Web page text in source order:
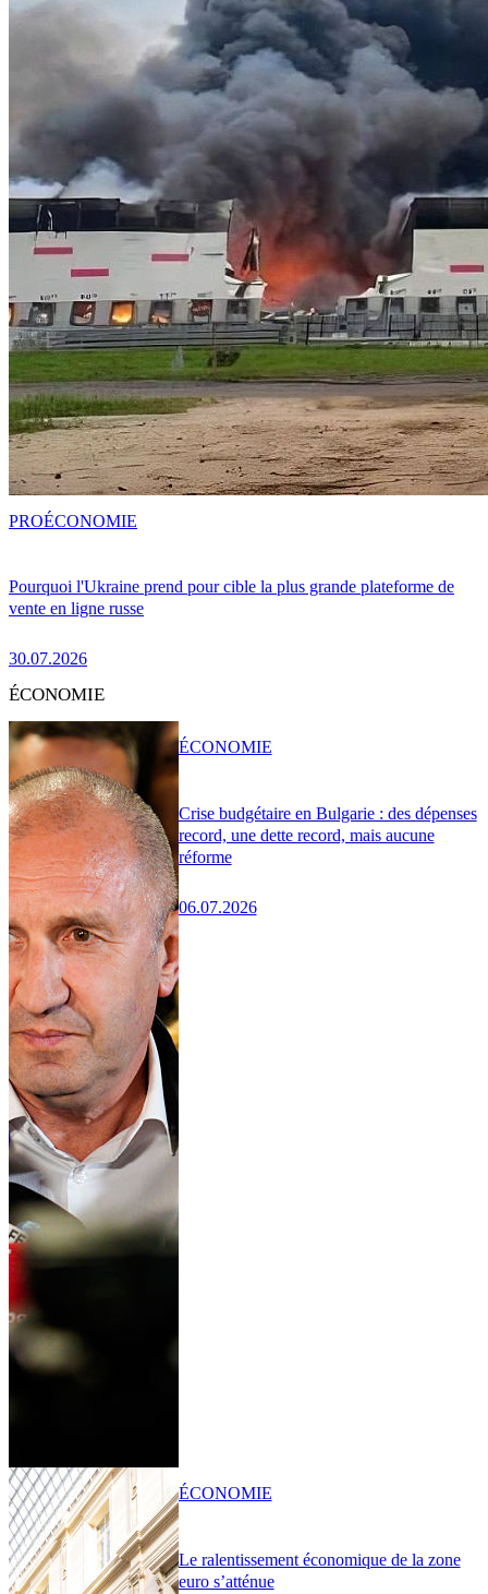
Pourquoi l'Ukraine prend pour cible la plus grande plateforme de
vente en ligne russe
30.07.2026
PROÉCONOMIE
ÉCONOMIE
Crise budgétaire en Bulgarie : des dépenses
record, une dette record, mais aucune
réforme
06.07.2026
ÉCONOMIE
Le ralentissement économique de la zone
euro s’atténue
ÉCONOMIE